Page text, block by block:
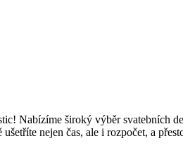
Nabízíme široký výběr svatebních
nejen čas, ale i rozpočet, a